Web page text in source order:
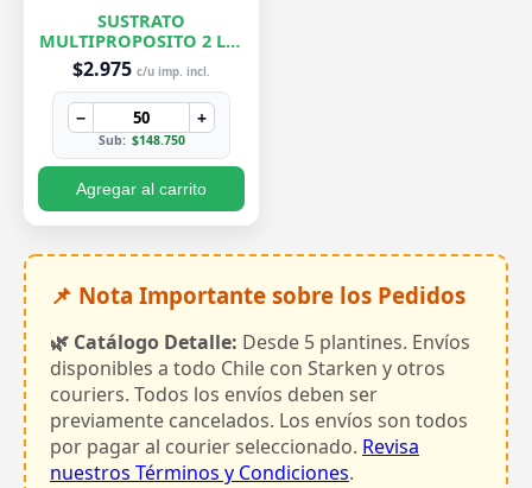
SUSTRATO
MULTIPROPOSITO 2 LTS
ROELPLANT
$2.975 c/u imp. incl.
− +
Sub: $148.750
Agregar al carrito
📌 Nota Importante sobre los Pedidos
🌿 Catálogo Detalle: Desde 5 plantines. Envíos
disponibles a todo Chile con Starken y otros
couriers. Todos los envíos deben ser
previamente cancelados. Los envíos son todos
por pagar al courier seleccionado. Revisa
nuestros Términos y Condiciones.